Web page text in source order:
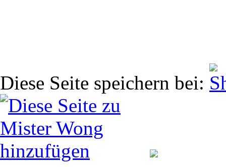
Diese Seite speichern bei: